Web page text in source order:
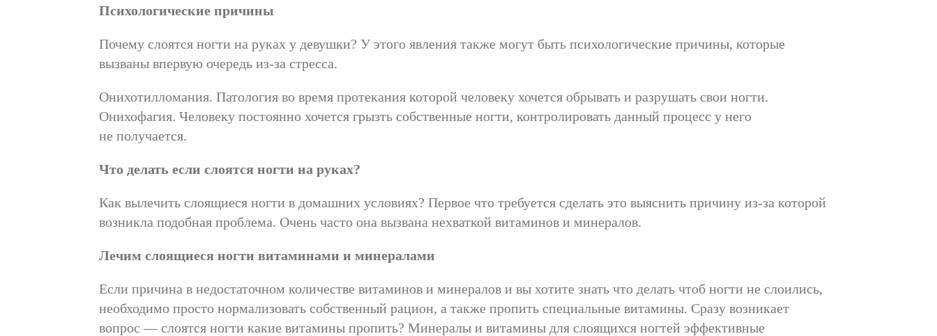
Психологические причины
Почему слоятся ногти на руках у девушки? У этого явления также могут быть психологические причины, которые
вызваны впервую очередь из-за стресса.
Онихотилломания. Патология во время протекания которой человеку хочется обрывать и разрушать свои ногти.
Онихофагия. Человеку постоянно хочется грызть собственные ногти, контролировать данный процесс у него
не получается.
Что делать если слоятся ногти на руках?
Как вылечить слоящиеся ногти в домашних условиях? Первое что требуется сделать это выяснить причину из-за которой
возникла подобная проблема. Очень часто она вызвана нехваткой витаминов и минералов.
Лечим слоящиеся ногти витаминами и минералами
Если причина в недостаточном количестве витаминов и минералов и вы хотите знать что делать чтоб ногти не слоились,
необходимо просто нормализовать собственный рацион, а также пропить специальные витамины. Сразу возникает
вопрос — слоятся ногти какие витамины пропить? Минералы и витамины для слоящихся ногтей эффективные